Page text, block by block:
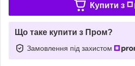
Купити з
Що таке купити з Пром?
Замовлення під захистом